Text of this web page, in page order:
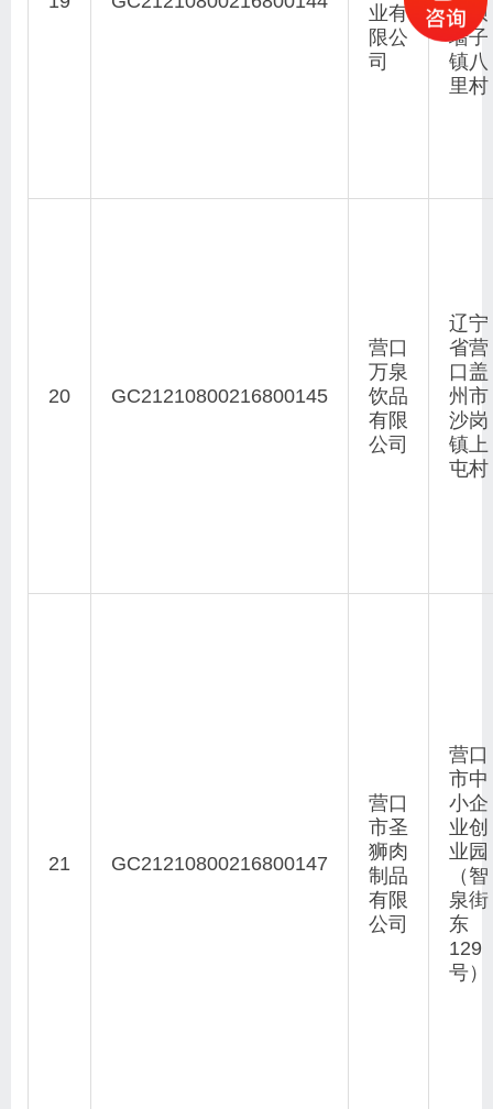
业有
限公
司
县坝
墙子
镇八
里村
20 GC21210800216800145
营口
万泉
饮品
有限
公司
辽宁
省营
口盖
州市
沙岗
镇上
屯村
21 GC21210800216800147
营口
市圣
狮肉
制品
有限
公司
营口
市中
小企
业创
业园
（智
泉街
东
129
号）